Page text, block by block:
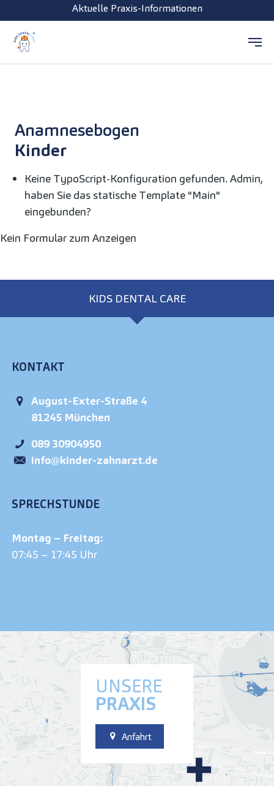
Zum Hauptinhalt springen
Aktuelle Praxis-Informationen
Anamnese­bogen
Kinder
Keine TypoScript-Konfiguration gefunden. Admin,
haben Sie das statische Template "Main"
eingebunden?
Kein Formular zum Anzeigen
UNSERE
PRAXIS
Anfahrt
KIDS DENTAL CARE
KONTAKT
August-Exter-Straße 4
81245 München
089 30904950
info@kinder-zahnarzt.de
SPRECHSTUNDE
Montag – Freitag:
07:45 – 17:45 Uhr